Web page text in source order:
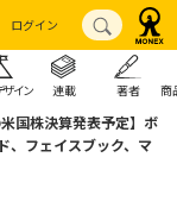
ログイン
ザイン 連載 著者 商
米国株決算発表予定】ボ
、フェイスブック、マ